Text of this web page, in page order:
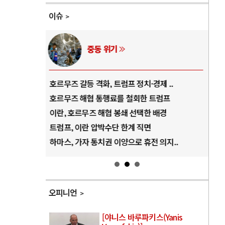
이슈
중동 위기
호르무즈 갈등 격화, 트럼프 정치·경제 ..
호르무즈 해협 통행료를 철회한 트럼프
이란, 호르무즈 해협 봉쇄 선택한 배경
트럼프, 이란 압박수단 한계 직면
하마스, 가자 통치권 이양으로 휴전 의지..
오피니언
[야니스 바루파키스(Yanis